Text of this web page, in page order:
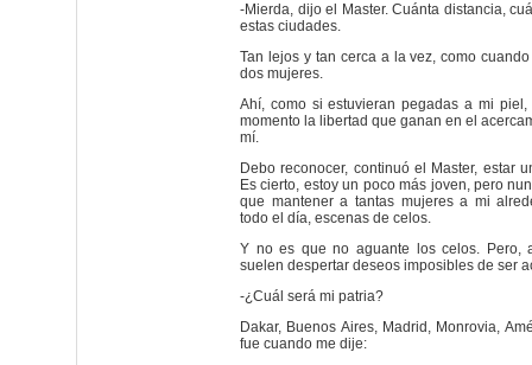
-Mierda, dijo el Master. Cuánta distancia,
estas ciudades.
Tan lejos y tan cerca a la vez, como
dos mujeres.
Ahí, como si estuvieran pegadas a mi
momento la libertad que ganan en el
mí.
Debo reconocer, continuó el Master, estar
Es cierto, estoy un poco más joven, pero
que mantener a tantas mujeres a mi
todo el día, escenas de celos.
Y no es que no aguante los celos. Pero,
suelen despertar deseos imposibles de ser
-¿Cuál será mi patria?
Dakar, Buenos Aires, Madrid, Monrovia,
fue cuando me dije: